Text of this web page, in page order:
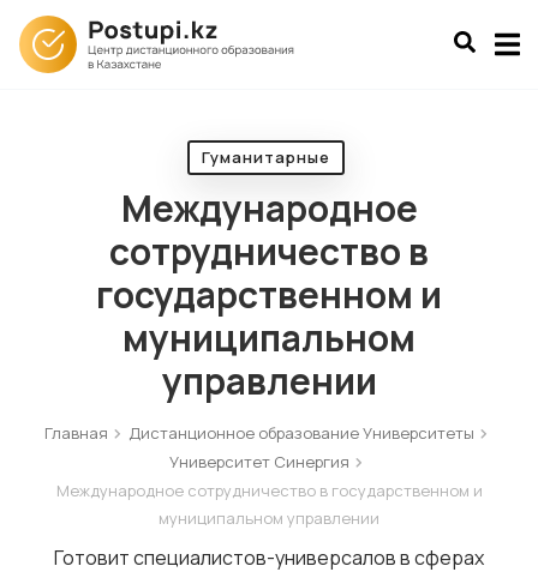
Гуманитарные
Международное
сотрудничество в
государственном и
муниципальном
управлении
Главная
Дистанционное образование Университеты
Университет Синергия
Международное сотрудничество в государственном и
муниципальном управлении
Готовит специалистов-универсалов в сферах